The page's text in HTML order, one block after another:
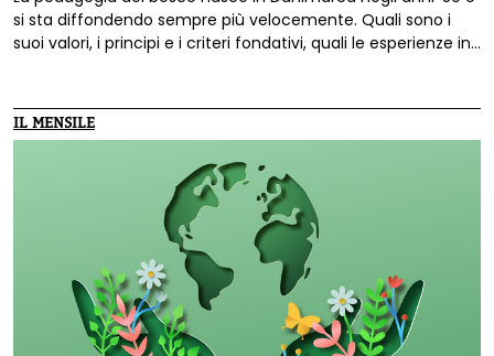
si sta diffondendo sempre più velocemente. Quali sono i
suoi valori, i principi e i criteri fondativi, quali le esperienze in
pubblicazioni a offrire linee guida utili per genitori e
insegnanti.
IL MENSILE